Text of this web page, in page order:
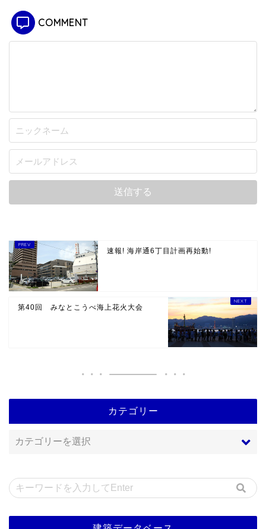
COMMENT
速報! 海岸通6丁目計画再始動!
第40回 みなとこうべ海上花火大会
カテゴリー